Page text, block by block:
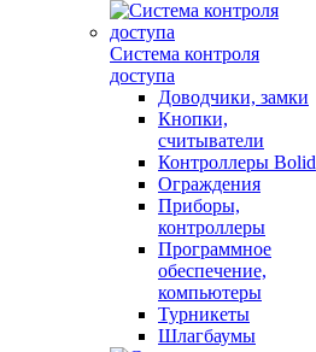
Система контроля
доступа
Доводчики, замки
Кнопки,
считыватели
Контроллеры Bolid
Ограждения
Приборы,
контроллеры
Программное
обеспечение,
компьютеры
Турникеты
Шлагбаумы